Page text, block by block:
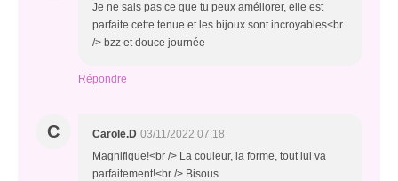
Je ne sais pas ce que tu peux améliorer, elle est
parfaite cette tenue et les bijoux sont incroyables<br
/> bzz et douce journée
Répondre
C Carole.D 03/11/2022 07:18
Magnifique!<br /> La couleur, la forme, tout lui va
parfaitement!<br /> Bisous